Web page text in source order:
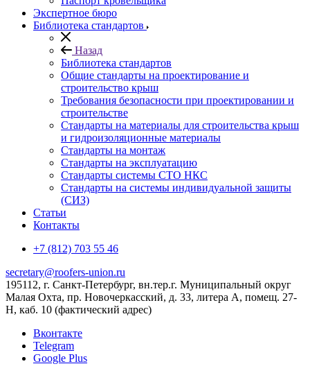
Экспертное бюро
Библиотека стандартов
Назад
Библиотека стандартов
Общие стандарты на проектирование и
строительство крыш
Требования безопасности при проектировании и
строительстве
Стандарты на материалы для строительства крыш
и гидроизоляционные материалы
Стандарты на монтаж
Стандарты на эксплуатацию
Стандарты системы СТО НКС
Стандарты на системы индивидуальной защиты
(СИЗ)
Статьи
Контакты
+7 (812) 703 55 46
secretary@roofers-union.ru
195112, г. Санкт-Петербург, вн.тер.г. Муниципальный округ
Малая Охта, пр. Новочеркасский, д. 33, литера А, помещ. 27-
Н, каб. 10 (фактический адрес)
Вконтакте
Telegram
Google Plus